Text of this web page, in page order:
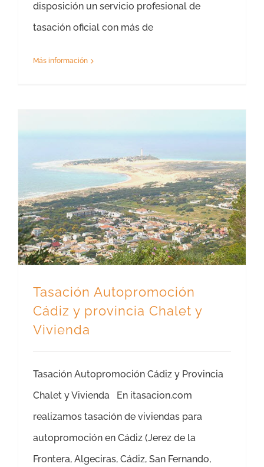
disposición un servicio profesional de
tasación oficial con más de
Más información
Tasación Autopromoción
Cádiz y provincia Chalet y
Vivienda
Tasación Autopromoción Cádiz y Provincia
Chalet y Vivienda En itasacion.com
realizamos tasación de viviendas para
autopromoción en Cádiz (Jerez de la
Frontera, Algeciras, Cádiz, San Fernando,